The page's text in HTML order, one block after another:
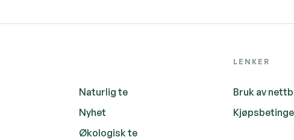
Naturlig te
Nyhet
Økologisk te
LENKER
Bruk av